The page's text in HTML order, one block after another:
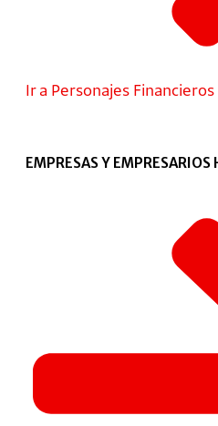
Ir a Personajes Financieros
EMPRESAS Y EMPRESARIOS